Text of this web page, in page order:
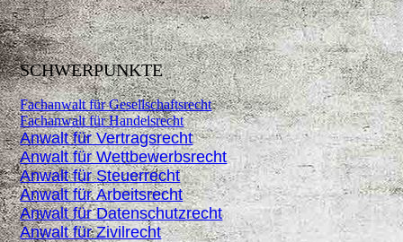
SCHWERPUNKTE
Fachanwalt für Gesellschaftsrecht
Fachanwalt für Handelsrecht
Anwalt für Vertragsrecht
Anwalt für Wettbewerbsrecht
Anwalt für Steuerrecht
Anwalt für Arbeitsrecht
Anwalt für Datenschutzrecht
Anwalt für Zivilrecht